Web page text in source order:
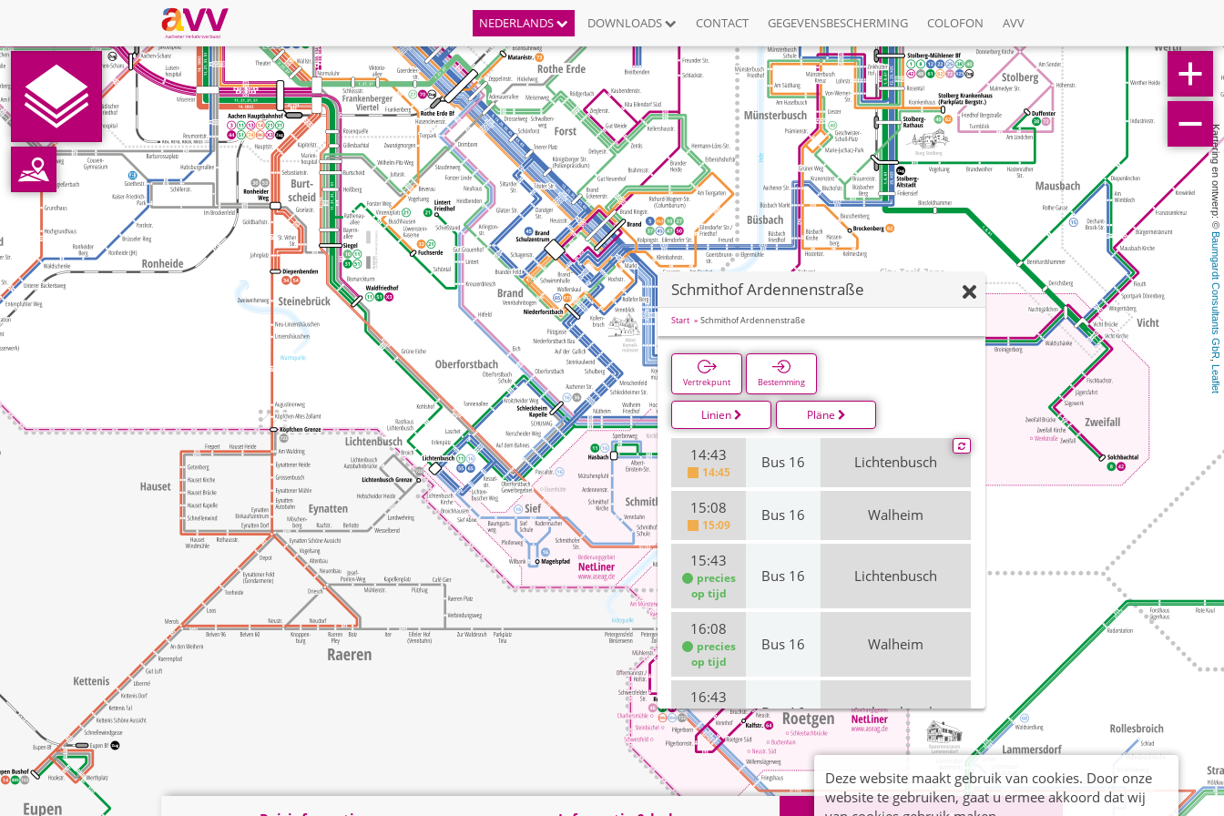
NEDERLANDS DOWNLOADS CONTACT GEGEVENSBESCHERMING COLOFON AVV
Kartering en ontwerp: ©
Baumgardt Consultants GbR
,
Leaflet
Schmithof Ardennenstraße
Start Schmithof Ardennenstraße
Vertrekpunt Bestemming
Linien Pläne
14:43
14:45
Bus 16 Lichtenbusch
15:08
15:09
Bus 16 Walheim
15:43
precies
op tijd
Bus 16 Lichtenbusch
16:08
precies
op tijd
Bus 16 Walheim
16:43
precies
op tijd
Bus 16 Lichtenbusch
17:08
op tijd
Bus 16 Walheim
Deze website maakt gebruik van cookies. Door onze
website te gebruiken, gaat u ermee akkoord dat wij